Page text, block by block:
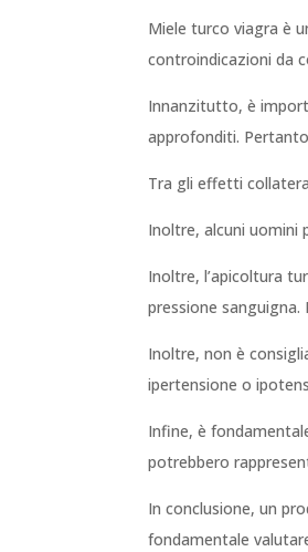
Miele turco viagra è
controindicazioni da
Innanzitutto, è
approfonditi.
Tra gli effetti
Inoltre, alcuni uomini
Inoltre, l’apicoltura
pressione
Inoltre, non è
ipertensione o
Infine, è
potrebbero
In conclusione, un
fondamentale